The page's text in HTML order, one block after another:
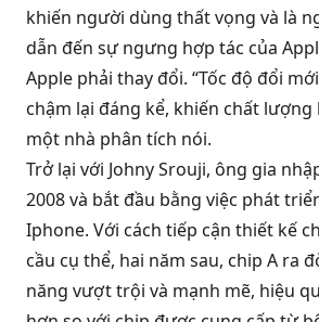
khiến người dùng thất vọng và là
dẫn đến sự ngưng hợp tác của
Apple phải thay đổi. “Tốc độ đổi
chậm lại đáng kể, khiến chất lượng
một nhà phân tích nói.
Trở lại với Johny Srouji, ông gia
2008 và bắt đầu bằng việc phát
Iphone. Với cách tiếp cận thiết kế
cầu cụ thể, hai năm sau, chip A ra
năng vượt trội và mạnh mẽ, hiệu